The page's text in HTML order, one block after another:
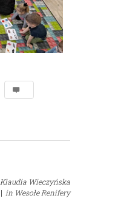
Klaudia Wieczyńska
| in Wesołe Renifery